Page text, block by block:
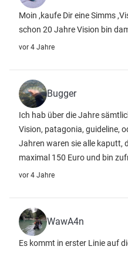
Moin ,kaufe Dir eine Simms
schon 20 Jahre Vision bin
vor 4 Jahre
Bugger
Ich hab über die Jahre
Vision, patagonia, guideline,
Jahren waren sie alle kaputt,
maximal 150 Euro und bin
vor 4 Jahre
WawA4n
Es kommt in erster Linie auf